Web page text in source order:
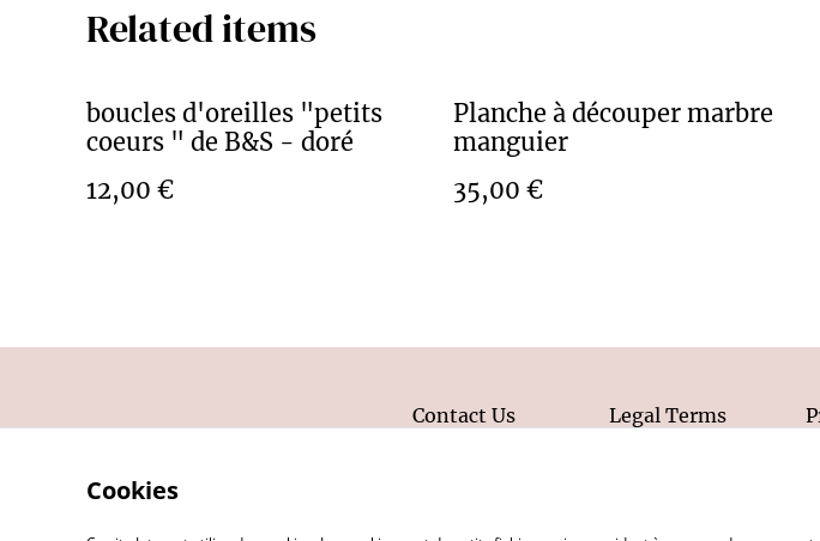
Related items
boucles d'oreilles "petits
coeurs " de B&S - doré
12,00 €
Planche à découper marbre
manguier
35,00 €
Contact Us Legal Terms
Cookies